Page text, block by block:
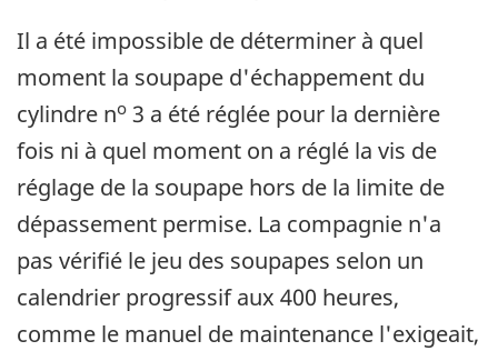
Il a été impossible de déterminer à quel
moment la soupape d'échappement du
cylindre no 3 a été réglée pour la dernière
fois ni à quel moment on a réglé la vis de
réglage de la soupape hors de la limite de
dépassement permise. La compagnie n'a
pas vérifié le jeu des soupapes selon un
calendrier progressif aux 400 heures,
comme le manuel de maintenance l'exigeait,